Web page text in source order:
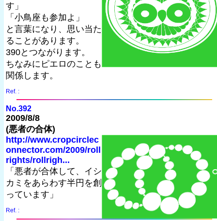
す」
「小鳥座も参加よ」
と言葉になり、思い当た
ることがあります。
390とつながります。
ちなみにピエロのことも
関係します。
Ref. :
No.392
2009/8/8
(悪者の合体)
http://www.cropcirclec
onnector.com/2009/roll
rights/rollrigh...
「悪者が合体して、イシ
カミをあらわす半円を創
っています」
Ref. :